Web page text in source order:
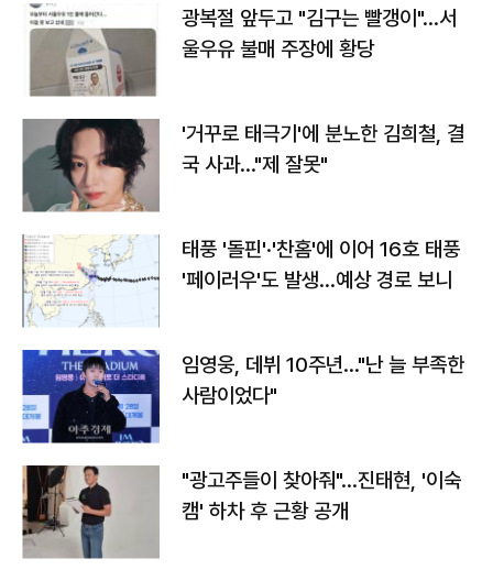
광복절 앞두고 "김구는 빨갱이"…서
울우유 불매 주장에 황당
'거꾸로 태극기'에 분노한 김희철, 결
국 사과…"제 잘못"
태풍 '돌핀'·'찬홈'에 이어 16호 태풍
'페이러우'도 발생…예상 경로 보니
임영웅, 데뷔 10주년…"난 늘 부족한
사람이었다"
"광고주들이 찾아줘"…진태현, '이숙
캠' 하차 후 근황 공개